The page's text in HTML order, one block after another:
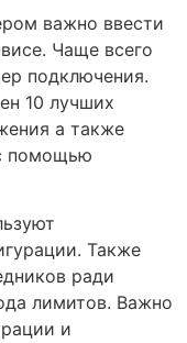
важно ввести
Чаще всего
подключения.
10 лучших
а также
помощью
Также
ради
лимитов. Важно
и